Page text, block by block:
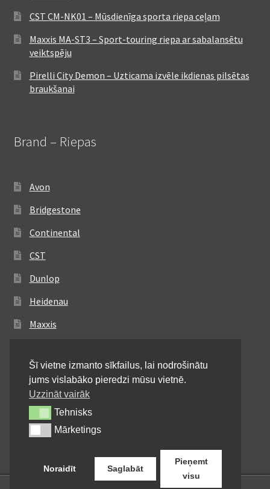
CST CM-NK01 – Mūsdienīga sporta riepa ceļam
Maxxis MA-ST3 – Sport-touring riepa ar sabalansētu
veiktspēju
Pirelli City Demon – Uzticama izvēle ikdienas pilsētas
braukšanai
Brand – Riepas
Avon
Bridgestone
Continental
CST
Dunlop
Heidenau
Maxxis
Michelin
Mitas
Pirelli
Shinko
Šī vietne izmanto sīkfailus, lai nodrošinātu
jums vislabāko pieredzi mūsu vietnē.
Uzzināt vairāk
TehnisksTehnisks
MārketingsMārketings
Noraidīt Saglabāt
Pieņemt
visu